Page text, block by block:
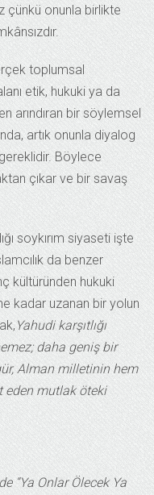
çünkü onunla birlikte
toplumsal
etik, hukuki ya da
arındıran bir söylemsel
artık onunla diyalog
Böylece
çıkar ve bir savaş
soykırım siyaseti işte
da benzer
kültüründen hukuki
kadar uzanan bir yolun
Yahudi karşıtlığı
daha geniş bir
Alman milletinin hem
eden mutlak öteki
“Ya Onlar Ölecek Ya